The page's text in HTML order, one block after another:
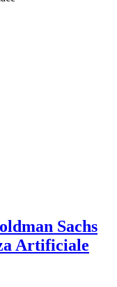
Sachs
Artificiale